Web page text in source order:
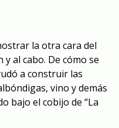
la otra cara del
al cabo. De cómo se
a construir las
vino y demás
bajo el cobijo de “La